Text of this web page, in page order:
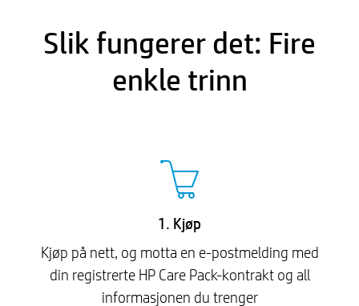
Slik fungerer det: Fire
enkle trinn
1. Kjøp
Kjøp på nett, og motta en e-postmelding med
din registrerte HP Care Pack-kontrakt og all
informasjonen du trenger